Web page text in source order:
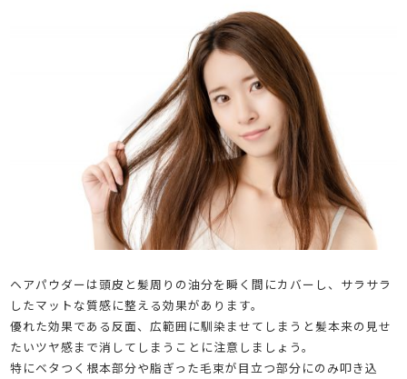
ヘアパウダーは頭皮と髪周りの油分を瞬く間にカバーし、サラサラ
したマットな質感に整える効果があります。
優れた効果である反面、広範囲に馴染ませてしまうと髪本来の見せ
たいツヤ感まで消してしまうことに注意しましょう。
特にベタつく根本部分や脂ぎった毛束が目立つ部分にのみ叩き込